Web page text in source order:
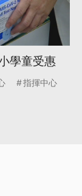
學童受惠
指揮中心